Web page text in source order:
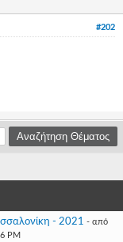
#202
- 2021 - από
PM